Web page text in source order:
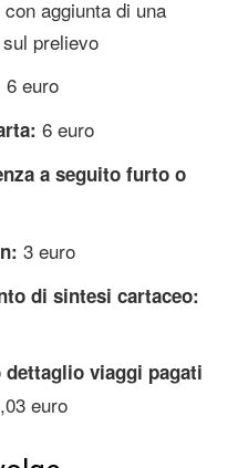
aggiunta di una
prelievo
6 euro
6 euro
a seguito furto o
3 euro
di sintesi cartaceo:
viaggi pagati
euro